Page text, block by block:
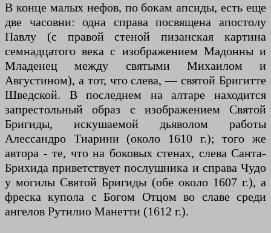
В конце малых нефов, по бокам апсиды, есть еще
две часовни: одна справа посвящена апостолу
Павлу (с правой стеной пизанская картина
семнадцатого века с изображением Мадонны и
Младенец между святыми Михаилом и
Августином), а тот, что слева, — святой Бригитте
Шведской. В последнем на алтаре находится
запрестольный образ с изображением Святой
Бригиды, искушаемой дьяволом работы
Алессандро Тиарини (около 1610 г.); того же
автора - те, что на боковых стенах, слева Санта-
Брихида приветствует послушника и справа Чудо
у могилы Святой Бригиды (обе около 1607 г.), а
фреска купола с Богом Отцом во славе среди
ангелов Рутилио Манетти (1612 г.).